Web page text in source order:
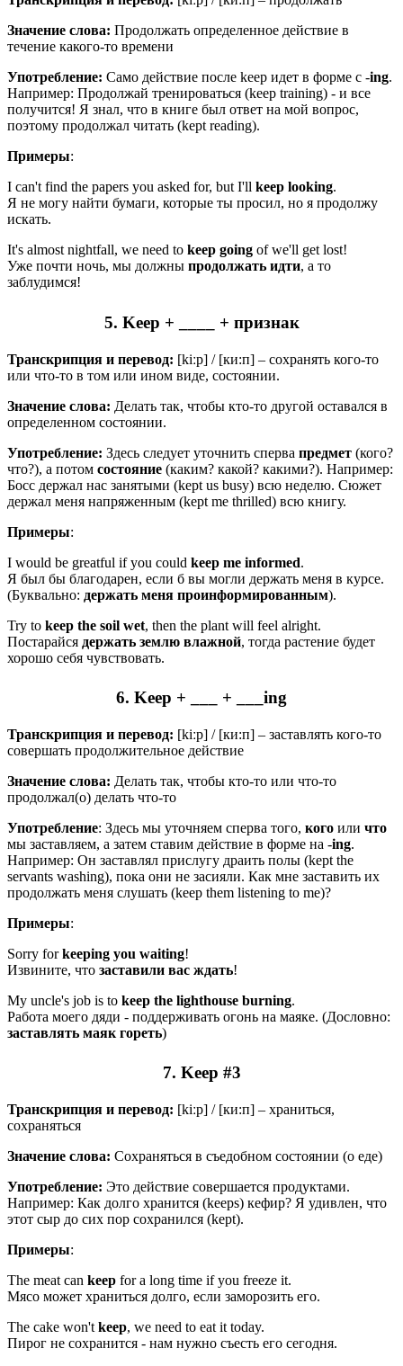
Значение слова: Продолжать определенное действие в
течение какого-то времени
Употребление: Само действие после keep идет в форме с -ing.
Например: Продолжай тренироваться (keep training) - и все
получится! Я знал, что в книге был ответ на мой вопрос,
поэтому продолжал читать (kept reading).
Примеры:
I can't find the papers you asked for, but I'll keep looking.
Я не могу найти бумаги, которые ты просил, но я продолжу
искать.
It's almost nightfall, we need to keep going of we'll get lost!
Уже почти ночь, мы должны продолжать идти, а то
заблудимся!
5. Keep + ____ + признак
Транскрипция и перевод: [kiːp] / [ки:п] – сохранять кого-то
или что-то в том или ином виде, состоянии.
Значение слова: Делать так, чтобы кто-то другой оставался в
определенном состоянии.
Употребление: Здесь следует уточнить сперва предмет (кого?
что?), а потом состояние (каким? какой? какими?). Например:
Босс держал нас занятыми (kept us busy) всю неделю. Сюжет
держал меня напряженным (kept me thrilled) всю книгу.
Примеры:
I would be greatful if you could keep me informed.
Я был бы благодарен, если б вы могли держать меня в курсе.
(Буквально: держать меня проинформированным).
Try to keep the soil wet, then the plant will feel alright.
Постарайся держать землю влажной, тогда растение будет
хорошо себя чувствовать.
6. Keep + ___ + ___ing
Транскрипция и перевод: [kiːp] / [ки:п] – заставлять кого-то
совершать продолжительное действие
Значение слова: Делать так, чтобы кто-то или что-то
продолжал(о) делать что-то
Употребление: Здесь мы уточняем сперва того, кого или что
мы заставляем, а затем ставим действие в форме на -ing.
Например: Он заставлял прислугу драить полы (kept the
servants washing), пока они не засияли. Как мне заставить их
продолжать меня слушать (keep them listening to me)?
Примеры:
Sorry forkeeping you waiting!
Извините, что заставили вас ждать!
My uncle's job is to keep the lighthouse burning.
Работа моего дяди - поддерживать огонь на маяке. (Дословно:
заставлять маяк гореть)
7. Keep #3
Транскрипция и перевод: [kiːp] / [ки:п] – храниться,
сохраняться
Значение слова: Сохраняться в съедобном состоянии (о еде)
Употребление: Это действие совершается продуктами.
Например: Как долго хранится (keeps) кефир? Я удивлен, что
этот сыр до сих пор сохранился (kept).
Примеры:
The meat can keep for a long time if you freeze it.
Мясо может храниться долго, если заморозить его.
The cake won't keep, we need to eat it today.
Пирог не сохранится - нам нужно съесть его сегодня.